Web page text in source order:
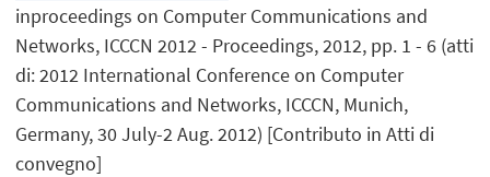
inproceedings on Computer Communications and
Networks, ICCCN 2012 - Proceedings, 2012, pp. 1 - 6 (atti
di: 2012 International Conference on Computer
Communications and Networks, ICCCN, Munich,
Germany, 30 July-2 Aug. 2012) [Contributo in Atti di
convegno]